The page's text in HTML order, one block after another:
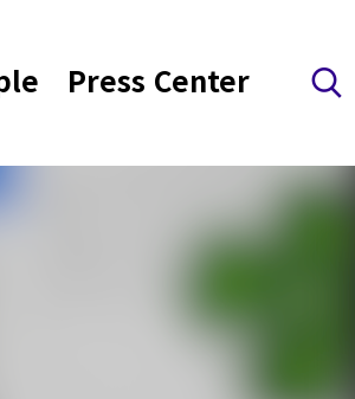
Press Center 검색 레이어 열기